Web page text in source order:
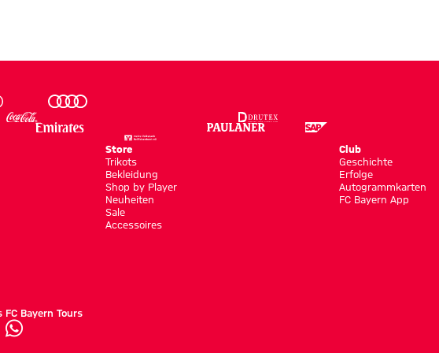
Store
Trikots
Bekleidung
Shop by Player
Neuheiten
Sale
Accessoires
Club
Geschichte
Erfolge
Autogrammkarten
FC Bayern App
FC Bayern Tours